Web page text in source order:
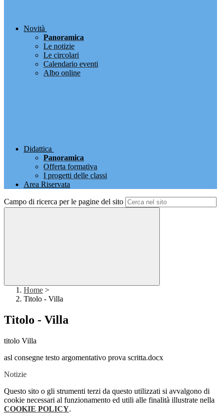
Novità
Panoramica
Le notizie
Le circolari
Calendario eventi
Albo online
Didattica
Panoramica
Offerta formativa
I progetti delle classi
Area Riservata
Campo di ricerca per le pagine del sito
Home >
Titolo - Villa
Titolo - Villa
titolo Villa
asl consegne testo argomentativo prova scritta.docx
Notizie
Questo sito o gli strumenti terzi da questo utilizzati si avvalgono di
cookie necessari al funzionamento ed utili alle finalità illustrate nella
COOKIE POLICY.